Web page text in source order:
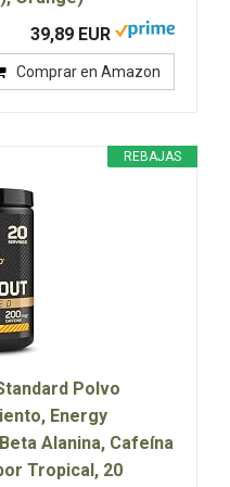
39,89 EUR
Comprar en Amazon
REBAJAS
Polvo
Energy
Alanina, Cafeína
Tropical, 20